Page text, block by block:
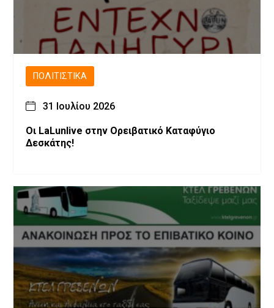
ΠΟΛΙΤΙΣΤΙΚΆ
31 Ιουλίου 2026
Οι LaLunlive στην Ορειβατικό Καταφύγιο
Δεσκάτης!